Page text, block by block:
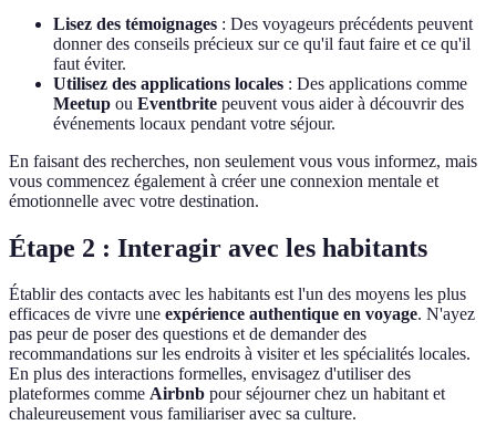
Lisez des témoignages : Des voyageurs précédents peuvent
donner des conseils précieux sur ce qu'il faut faire et ce qu'il
faut éviter.
Utilisez des applications locales : Des applications comme
Meetup ou Eventbrite peuvent vous aider à découvrir des
événements locaux pendant votre séjour.
En faisant des recherches, non seulement vous vous informez, mais
vous commencez également à créer une connexion mentale et
émotionnelle avec votre destination.
Étape 2 : Interagir avec les habitants
Établir des contacts avec les habitants est l'un des moyens les plus
efficaces de vivre une expérience authentique en voyage. N'ayez
pas peur de poser des questions et de demander des
recommandations sur les endroits à visiter et les spécialités locales.
En plus des interactions formelles, envisagez d'utiliser des
plateformes comme Airbnb pour séjourner chez un habitant et
chaleureusement vous familiariser avec sa culture.